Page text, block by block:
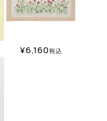
¥6,160税込